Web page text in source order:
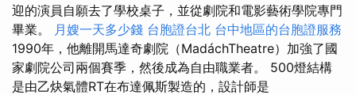
迎的演員自願去了學校桌子，並從劇院和電影藝術學院專門
畢業。
月嫂一天多少錢 台胞證台北 台中地區的台胞證服務
1990年，他離開馬達奇劇院（MadáchTheatre）加強了國
家劇院公司兩個賽季，然後成為自由職業者。 500燈結構
是由乙炔氣體RT在布達佩斯製造的，設計師是